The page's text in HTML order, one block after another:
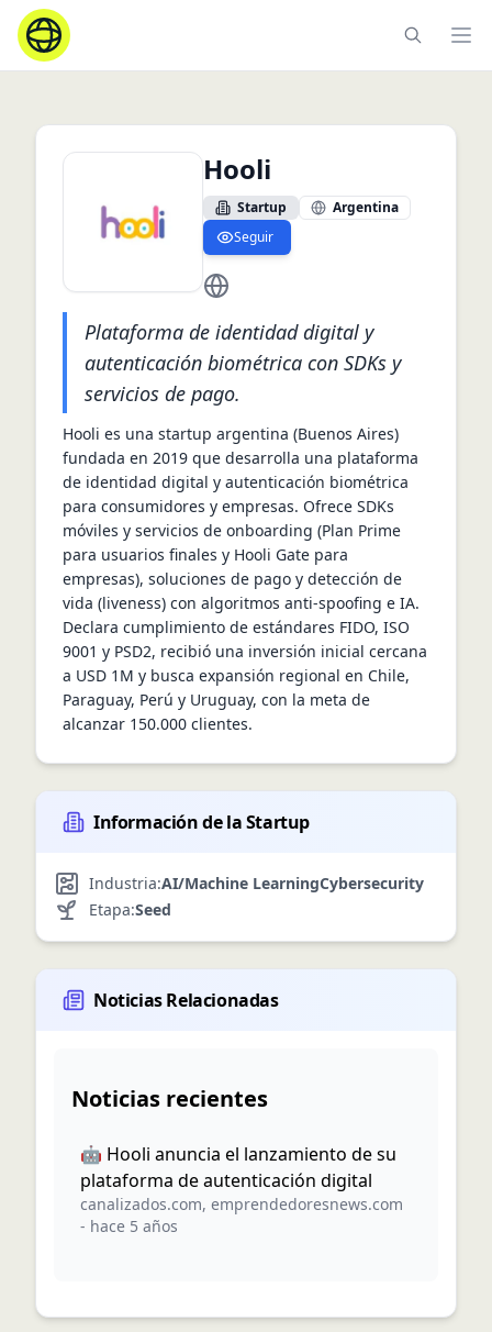
Hooli
Startup
Argentina
Seguir
https://hooli.la/
Plataforma de identidad digital y
autenticación biométrica con SDKs y
servicios de pago.
Hooli es una startup argentina (Buenos Aires)
fundada en 2019 que desarrolla una plataforma
de identidad digital y autenticación biométrica
para consumidores y empresas. Ofrece SDKs
móviles y servicios de onboarding (Plan Prime
para usuarios finales y Hooli Gate para
empresas), soluciones de pago y detección de
vida (liveness) con algoritmos anti‑spoofing e IA.
Declara cumplimiento de estándares FIDO, ISO
9001 y PSD2, recibió una inversión inicial cercana
a USD 1M y busca expansión regional en Chile,
Paraguay, Perú y Uruguay, con la meta de
alcanzar 150.000 clientes.
Información de la Startup
Industria:AI/Machine LearningCybersecurity
Etapa:Seed
Noticias Relacionadas
Noticias recientes
🤖 Hooli anuncia el lanzamiento de su
plataforma de autenticación digital
canalizados.com, emprendedoresnews.com
- hace 5 años